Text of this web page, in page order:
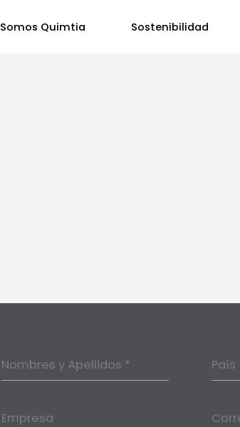
Somos Quimtia Sostenibilidad
Nombres y Apellidos * País
Empresa